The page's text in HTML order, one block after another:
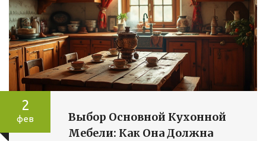
2
фев
Выбор Основной Кухонной
Мебели: Как Она Должна